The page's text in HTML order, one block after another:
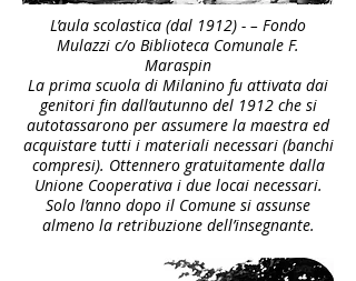
L’aula scolastica (dal 1912) - – Fondo
Mulazzi c/o Biblioteca Comunale F.
Maraspin
La prima scuola di Milanino fu attivata dai
genitori fin dall’autunno del 1912 che si
autotassarono per assumere la maestra ed
acquistare tutti i materiali necessari (banchi
compresi). Ottennero gratuitamente dalla
Unione Cooperativa i due locai necessari.
Solo l’anno dopo il Comune si assunse
almeno la retribuzione dell’insegnante.